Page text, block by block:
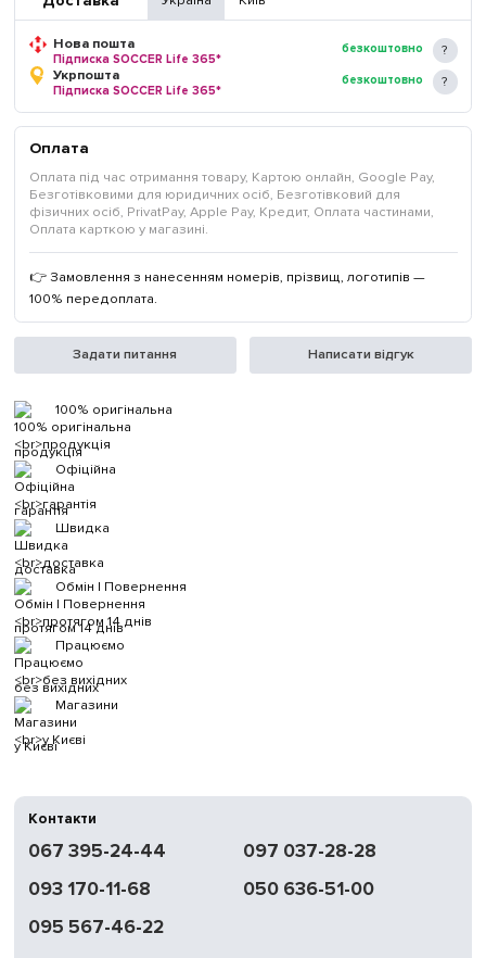
Нова пошта
Підписка SOCCER Life 365*
безкоштовно
Укрпошта
Підписка SOCCER Life 365*
безкоштовно
Оплата
Оплата під час отримання товару, Картою онлайн, Google Pay,
Безготівковими для юридичних осіб, Безготівковий для
фізичних осіб, PrivatPay, Apple Pay, Кредит, Оплата частинами,
Оплата карткою у магазині.
👉 Замовлення з нанесенням номерів, прізвищ, логотипів —
100% передоплата.
Задати питання Написати відгук
100% оригінальна
продукція
Офіційна
гарантія
Швидка
доставка
Обмін | Повернення
протягом 14 днів
Працюємо
без вихідних
Магазини
у Києві
Контакти
067 395-24-44
097 037-28-28
093 170-11-68
050 636-51-00
095 567-46-22